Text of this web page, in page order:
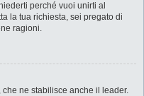
perché vuoi unirti al
la tua richiesta, sei pregato di
ragioni.
che ne stabilisce anche il leader.